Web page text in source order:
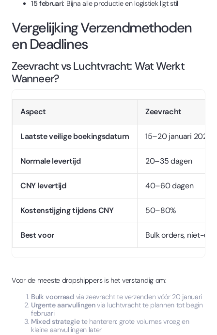
15 februari: Bijna alle productie en logistiek ligt stil
Vergelijking Verzendmethoden
en Deadlines
Zeevracht vs Luchtvracht: Wat Werkt
Wanneer?
Aspect Zeevracht
Laatste veilige boekingsdatum 15–20 januari 2026
Normale levertijd 20–35 dagen
CNY levertijd 40–60 dagen
Kostenstijging tijdens CNY 50–80%
Best voor Bulk orders, niet-
Voor de meeste dropshippers is het verstandig om:
Bulk voorraad via zeevracht te verzenden vóór 20 januari
Urgente aanvullingenvia luchtvracht te plannen tot begin
februari
Mixed strategiete hanteren: grote volumes vroeg en
kleine aanvullingen later